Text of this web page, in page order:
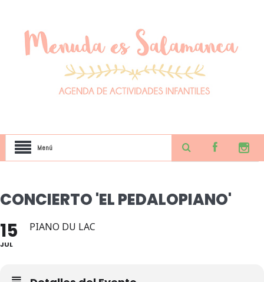
Menú
CONCIERTO 'EL PEDALOPIANO'
15
JUL
PIANO DU LAC